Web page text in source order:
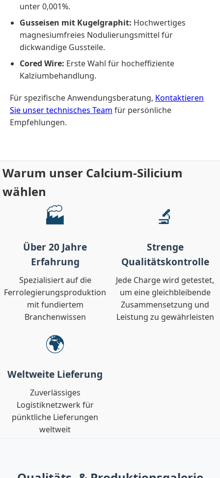
unter 0,001%.
Gusseisen mit Kugelgraphit: Hochwertiges
magnesiumfreies Nodulierungsmittel für
dickwandige Gussteile.
Cored Wire: Erste Wahl für hocheffiziente
Kalziumbehandlung.
Für spezifische Anwendungsberatung, Kontaktieren
Sie unser technisches Team für persönliche
Empfehlungen.
Warum unser Calcium-Silicium
wählen
🏭
Über 20 Jahre
Erfahrung
Spezialisiert auf die
Ferrolegierungsproduktion
mit fundiertem
Branchenwissen
🔬
Strenge
Qualitätskontrolle
Jede Charge wird getestet,
um eine gleichbleibende
Zusammensetzung und
Leistung zu gewährleisten
🌍
Weltweite Lieferung
Zuverlässiges
Logistiknetzwerk für
pünktliche Lieferungen
weltweit